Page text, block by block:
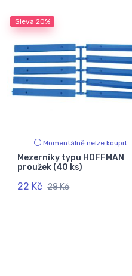
Sleva 20%
Momentálně nelze koupit
Mezerníky typu HOFFMAN
proužek (40 ks)
22 Kč 28 Kč